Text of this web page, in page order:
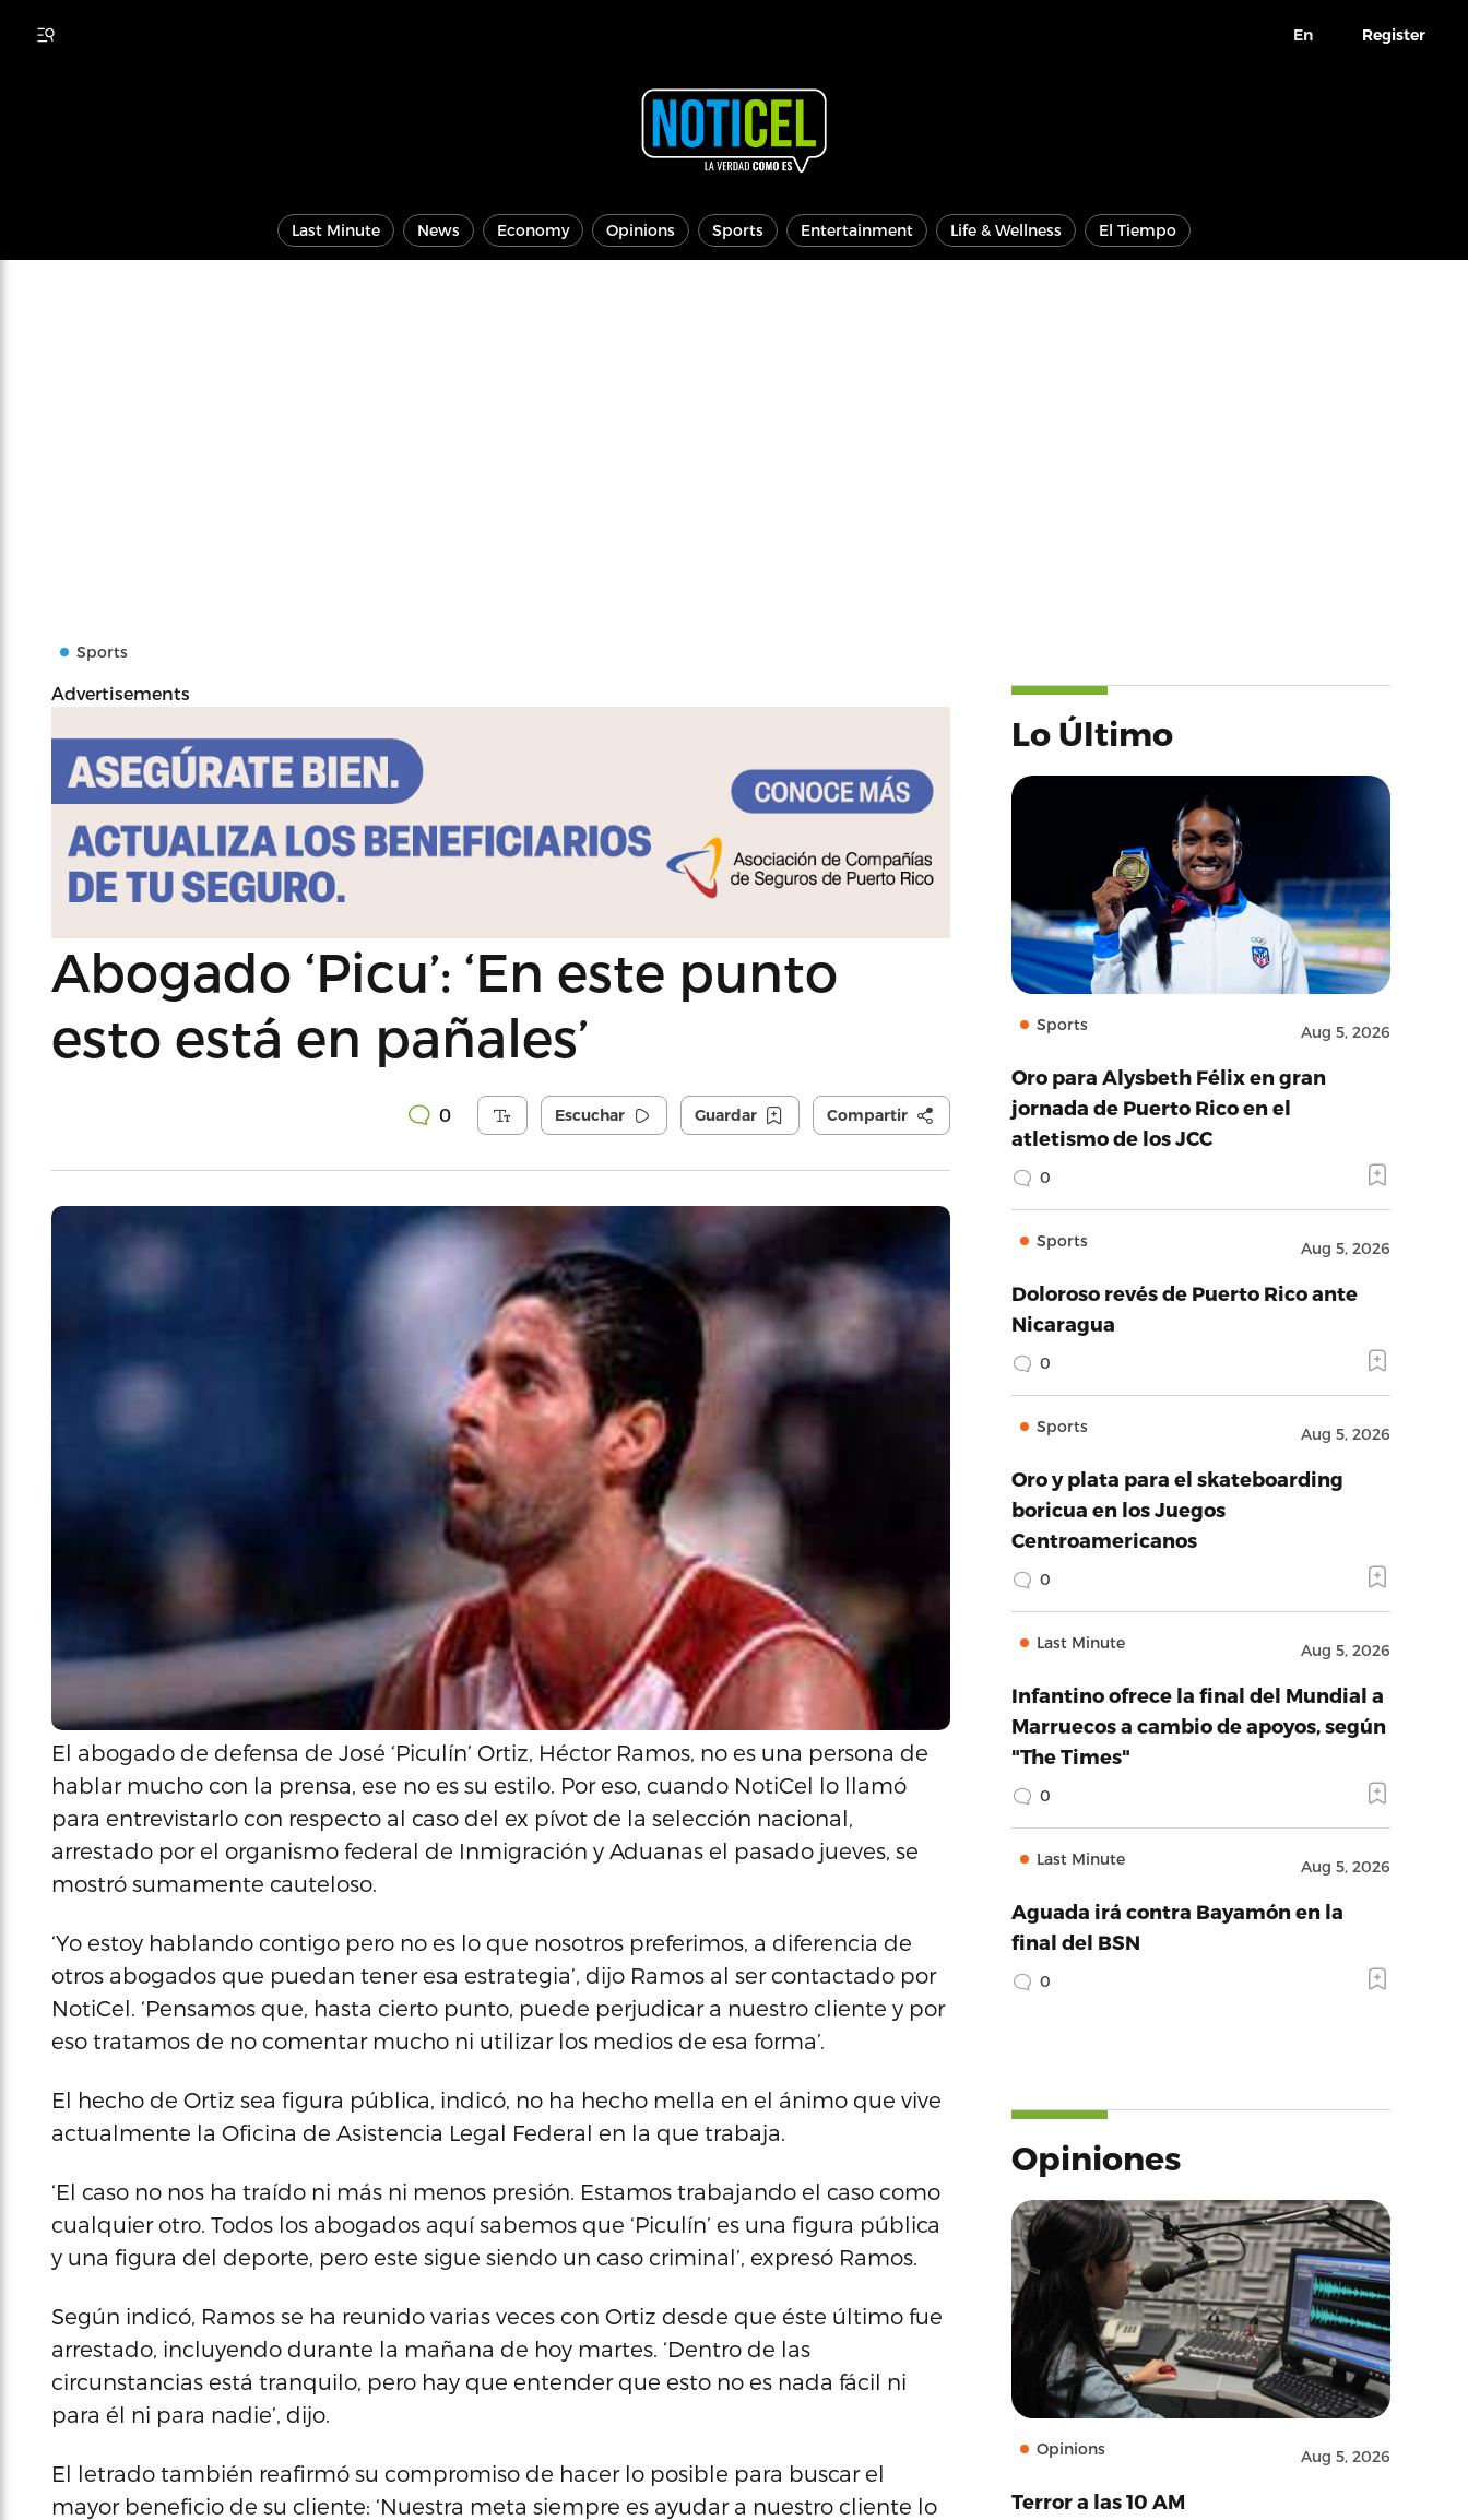
En Register
Last Minute News Economy Opinions Sports Entertainment Life & Wellness El Tiempo
Sports
Advertisements
Abogado ‘Picu’: ‘En este punto
esto está en pañales’
0 Escuchar Guardar Compartir
El abogado de defensa de José ‘Piculín’ Ortiz, Héctor Ramos, no es una persona de
hablar mucho con la prensa, ese no es su estilo. Por eso, cuando NotiCel lo llamó
para entrevistarlo con respecto al caso del ex pívot de la selección nacional,
arrestado por el organismo federal de Inmigración y Aduanas el pasado jueves, se
mostró sumamente cauteloso.
‘Yo estoy hablando contigo pero no es lo que nosotros preferimos, a diferencia de
otros abogados que puedan tener esa estrategia’, dijo Ramos al ser contactado por
NotiCel. ‘Pensamos que, hasta cierto punto, puede perjudicar a nuestro cliente y por
eso tratamos de no comentar mucho ni utilizar los medios de esa forma’.
El hecho de Ortiz sea figura pública, indicó, no ha hecho mella en el ánimo que vive
actualmente la Oficina de Asistencia Legal Federal en la que trabaja.
‘El caso no nos ha traído ni más ni menos presión. Estamos trabajando el caso como
cualquier otro. Todos los abogados aquí sabemos que ‘Piculín’ es una figura pública
y una figura del deporte, pero este sigue siendo un caso criminal’, expresó Ramos.
Según indicó, Ramos se ha reunido varias veces con Ortiz desde que éste último fue
arrestado, incluyendo durante la mañana de hoy martes. ‘Dentro de las
circunstancias está tranquilo, pero hay que entender que esto no es nada fácil ni
para él ni para nadie’, dijo.
El letrado también reafirmó su compromiso de hacer lo posible para buscar el
mayor beneficio de su cliente: ‘Nuestra meta siempre es ayudar a nuestro cliente lo
Lo Último
Sports Aug 5, 2026
Oro para Alysbeth Félix en gran
jornada de Puerto Rico en el
atletismo de los JCC
0
Sports Aug 5, 2026
Doloroso revés de Puerto Rico ante
Nicaragua
0
Sports Aug 5, 2026
Oro y plata para el skateboarding
boricua en los Juegos
Centroamericanos
0
Last Minute Aug 5, 2026
Infantino ofrece la final del Mundial a
Marruecos a cambio de apoyos, según
"The Times"
0
Last Minute Aug 5, 2026
Aguada irá contra Bayamón en la
final del BSN
0
Opiniones
Opinions Aug 5, 2026
Terror a las 10 AM